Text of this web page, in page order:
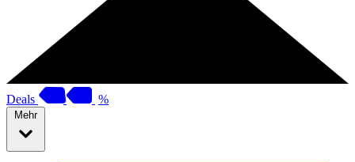
Deals %
Mehr